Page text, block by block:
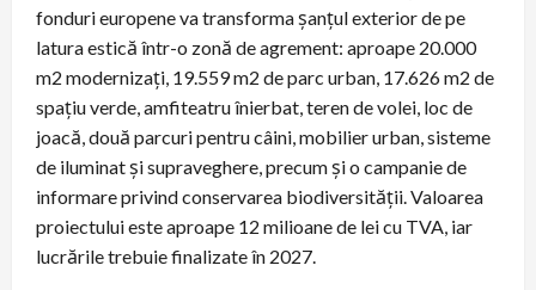
fonduri europene va transforma șanțul exterior de pe
latura estică într-o zonă de agrement: aproape 20.000
m2 modernizați, 19.559 m2 de parc urban, 17.626 m2 de
spațiu verde, amfiteatru înierbat, teren de volei, loc de
joacă, două parcuri pentru câini, mobilier urban, sisteme
de iluminat şi supraveghere, precum şi o campanie de
informare privind conservarea biodiversităţii. Valoarea
proiectului este aproape 12 milioane de lei cu TVA, iar
lucrările trebuie finalizate în 2027.